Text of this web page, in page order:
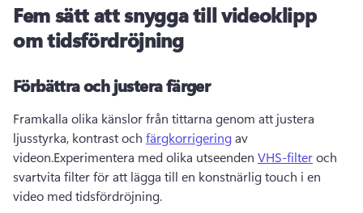
Fem sätt att snygga till videoklipp
om tidsfördröjning
Förbättra och justera färger
Framkalla olika känslor från tittarna genom att justera
ljusstyrka, kontrast och färgkorrigering av
videon.Experimentera med olika utseenden VHS-filter och
svartvita filter för att lägga till en konstnärlig touch i en
video med tidsfördröjning.